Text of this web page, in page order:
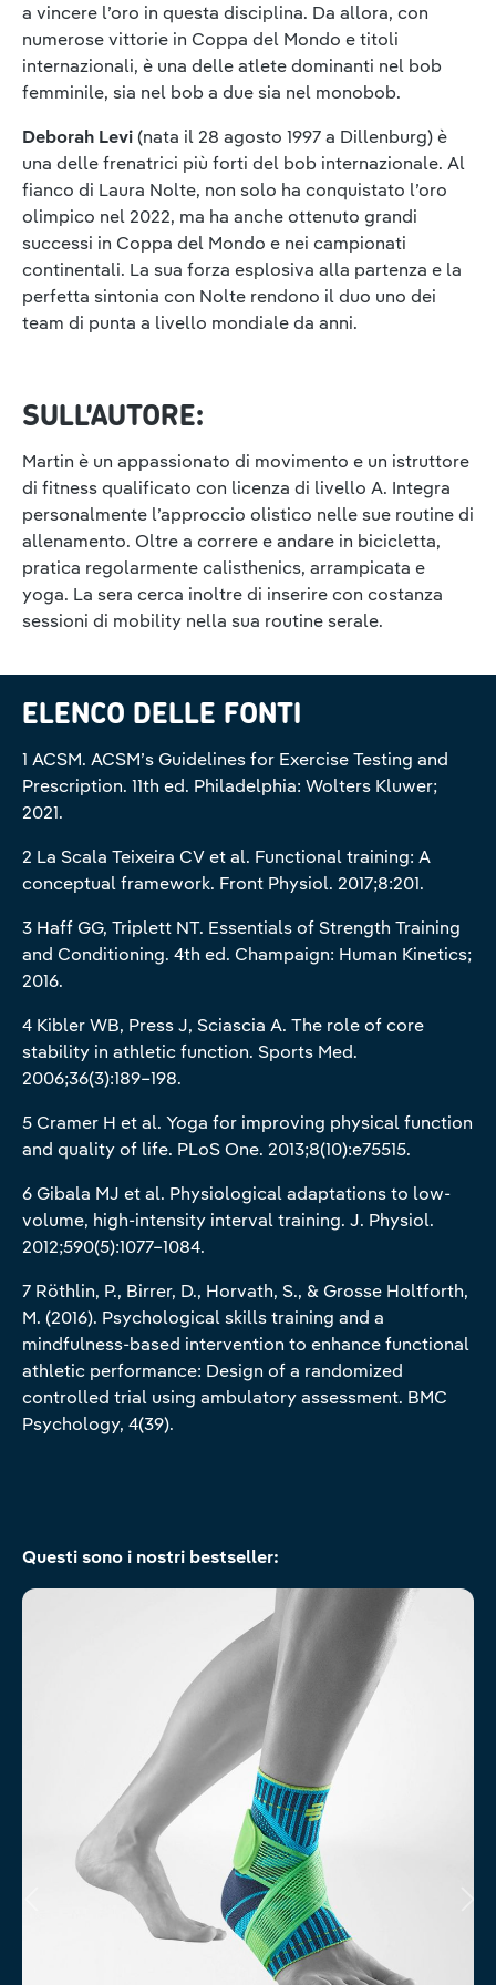
a vincere l’oro in questa disciplina. Da allora, con
numerose vittorie in Coppa del Mondo e titoli
internazionali, è una delle atlete dominanti nel bob
femminile, sia nel bob a due sia nel monobob.
Deborah Levi(nata il 28 agosto 1997 a Dillenburg) è
una delle frenatrici più forti del bob internazionale. Al
fianco di Laura Nolte, non solo ha conquistato l’oro
olimpico nel 2022, ma ha anche ottenuto grandi
successi in Coppa del Mondo e nei campionati
continentali. La sua forza esplosiva alla partenza e la
perfetta sintonia con Nolte rendono il duo uno dei
team di punta a livello mondiale da anni.
SULL’AUTORE:
Martin è un appassionato di movimento e un istruttore
di fitness qualificato con licenza di livello A. Integra
personalmente l’approccio olistico nelle sue routine di
allenamento. Oltre a correre e andare in bicicletta,
pratica regolarmente calisthenics, arrampicata e
yoga. La sera cerca inoltre di inserire con costanza
sessioni di mobility nella sua routine serale.
ELENCO DELLE FONTI
1 ACSM. ACSM’s Guidelines for Exercise Testing and
Prescription. 11th ed. Philadelphia: Wolters Kluwer;
2021.
2 La Scala Teixeira CV et al. Functional training: A
conceptual framework. Front Physiol. 2017;8:201.
3 Haff GG, Triplett NT. Essentials of Strength Training
and Conditioning. 4th ed. Champaign: Human Kinetics;
2016.
4 Kibler WB, Press J, Sciascia A. The role of core
stability in athletic function. Sports Med.
2006;36(3):189–198.
5 Cramer H et al. Yoga for improving physical function
and quality of life. PLoS One. 2013;8(10):e75515.
6 Gibala MJ et al. Physiological adaptations to low-
volume, high-intensity interval training. J. Physiol.
2012;590(5):1077–1084.
7 Röthlin, P., Birrer, D., Horvath, S., & Grosse Holtforth,
M. (2016). Psychological skills training and a
mindfulness-based intervention to enhance functional
athletic performance: Design of a randomized
controlled trial using ambulatory assessment. BMC
Psychology, 4(39).
Salta la galleria dei prodotti
Questi sono i nostri bestseller: